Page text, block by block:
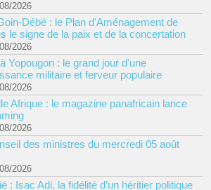
2026
Débé : le Plan d'Aménagement de
le signe de la paix et de la concertation
2026
Yopougon : le grand jour d'une
militaire et ferveur populaire
2026
Afrique : le magazine panafricain lance
2026
des ministres du mercredi 05 août
2026
: Isac Adi, la fidélité d’un héritier politique